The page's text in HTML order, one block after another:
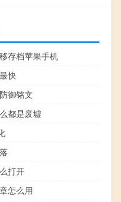
存档苹果手机
快
御铭文
都是废墟
打开
怎么用